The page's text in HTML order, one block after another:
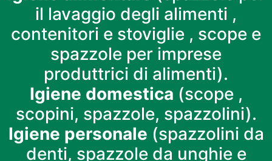
il lavaggio degli alimenti ,
contenitori e stoviglie , scope e
spazzole per imprese
produttrici di alimenti).
Igiene domestica (scope ,
scopini, spazzole, spazzolini).
Igiene personale (spazzolini da
denti, spazzole da unghie e